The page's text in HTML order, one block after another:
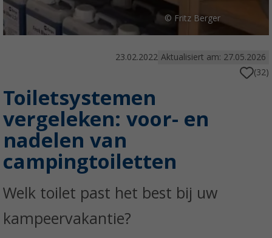
© Fritz Berger
23.02.2022 Aktualisiert am: 27.05.2026
(32)
Toiletsystemen
vergeleken: voor- en
nadelen van
campingtoiletten
Welk toilet past het best bij uw
kampeervakantie?